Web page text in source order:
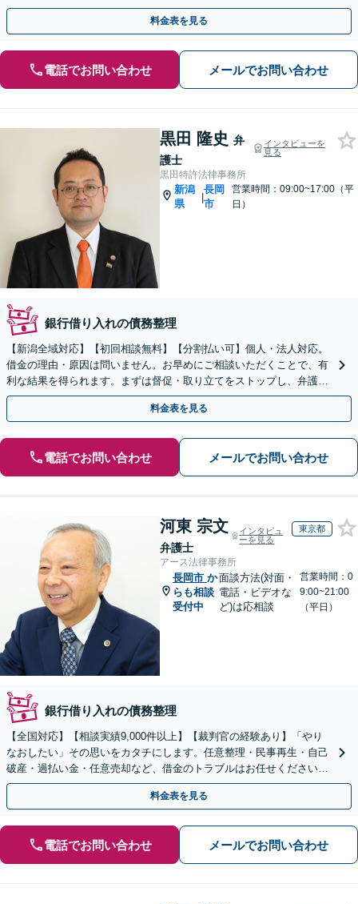
料金表を見る
電話でお問い合わせ メールでお問い合わせ
黒田 隆史 弁
護士
インタビューを
見る
黒田特許法律事務所
新潟
県
|
長岡
市
営業時間：09:00~17:00（平
日）
銀行借り入れの債務整理
【新潟全域対応】【初回相談無料】【分割払い可】個人・法人対応。
借金の理由・原因は問いません。お早めにご相談いただくことで、有
利な結果を得られます。まずは督促・取り立てをストップし、弁護士
とともに最善の解決策を話し合いましょう。【駐車場有】
料金表を見る
電話でお問い合わせ メールでお問い合わせ
河東 宗文
弁護士
インタビュ
ーを見る
東京都
アース法律事務所
長岡市 か
らも相談
受付中
面談方法(対面・
電話・ビデオな
ど)は応相談
営業時間：0
9:00~21:00
（平日）
銀行借り入れの債務整理
【全国対応】【相談実績9,000件以上】【裁判官の経験あり】「やり
なおしたい」その思いをカタチにします。任意整理・民事再生・自己
破産・過払い金・任意売却など、借金のトラブルはお任せください。
【初回相談無料】【全国対応可能】
料金表を見る
電話でお問い合わせ メールでお問い合わせ